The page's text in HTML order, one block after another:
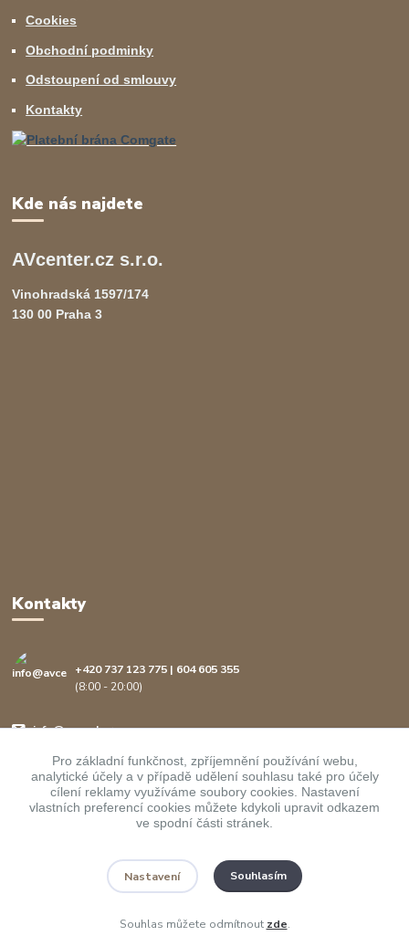
Cookies
Obchodní podminky
Odstoupení od smlouvy
Kontakty
Kde nás najdete
AVcenter.cz s.r.o.
Vinohradská 1597/174
130 00 Praha 3
Kontakty
+420 737 123 775 | 604 605 355
(8:00 - 20:00)
info@avcenter.cz
Upravit sběr cookies.
Pro základní funkčnost, zpříjemnění používání webu,
analytické účely a v případě udělení souhlasu také pro účely
cílení reklamy využíváme soubory cookies. Nastavení
vlastních preferencí cookies můžete kdykoli upravit odkazem
ve spodní části stránek.
Nastavení Souhlasím
Souhlas můžete odmítnout zde.